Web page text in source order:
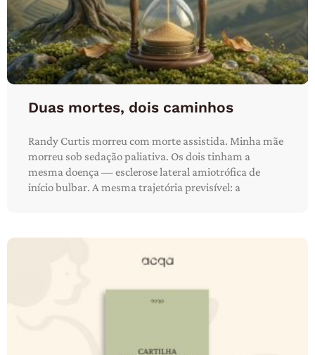
Duas mortes, dois caminhos
Randy Curtis morreu com morte assistida. Minha mãe
morreu sob sedação paliativa. Os dois tinham a
mesma doença — esclerose lateral amiotrófica de
início bulbar. A mesma trajetória previsível: a